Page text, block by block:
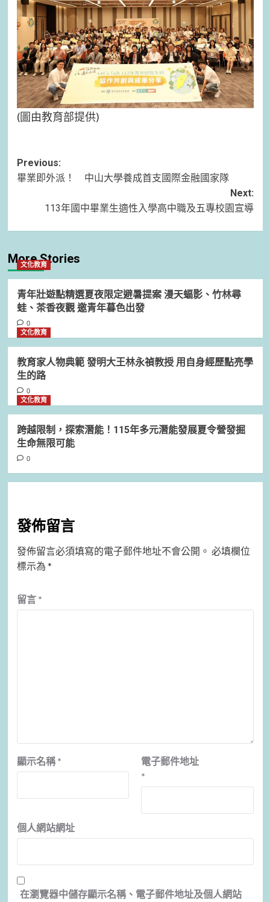
(圖由教育部提供)
Post
navigation
Previous:
畢業即外派！ 中山大學養成首支國際金融國家隊
Next:
113年國中畢業生適性入學高中職及五專校園宣導
More Stories
文化教育
青年壯遊點精選夏夜限定避暑提案 漫天蝠影、竹林尋
蛙、茶香夜觀 邀青年暮色出發
0
文化教育
教育家人物典範 發明大王林永禎教授 用自身經歷點亮學
生的路
0
文化教育
跨越限制，探索潛能！115年多元潛能發展夏令營發掘
生命無限可能
0
發佈留言
發佈留言必須填寫的電子郵件地址不會公開。 必填欄位
標示為 *
留言 *
顯示名稱 *
電子郵件地址
*
個人網站網址
在瀏覽器中儲存顯示名稱、電子郵件地址及個人網站